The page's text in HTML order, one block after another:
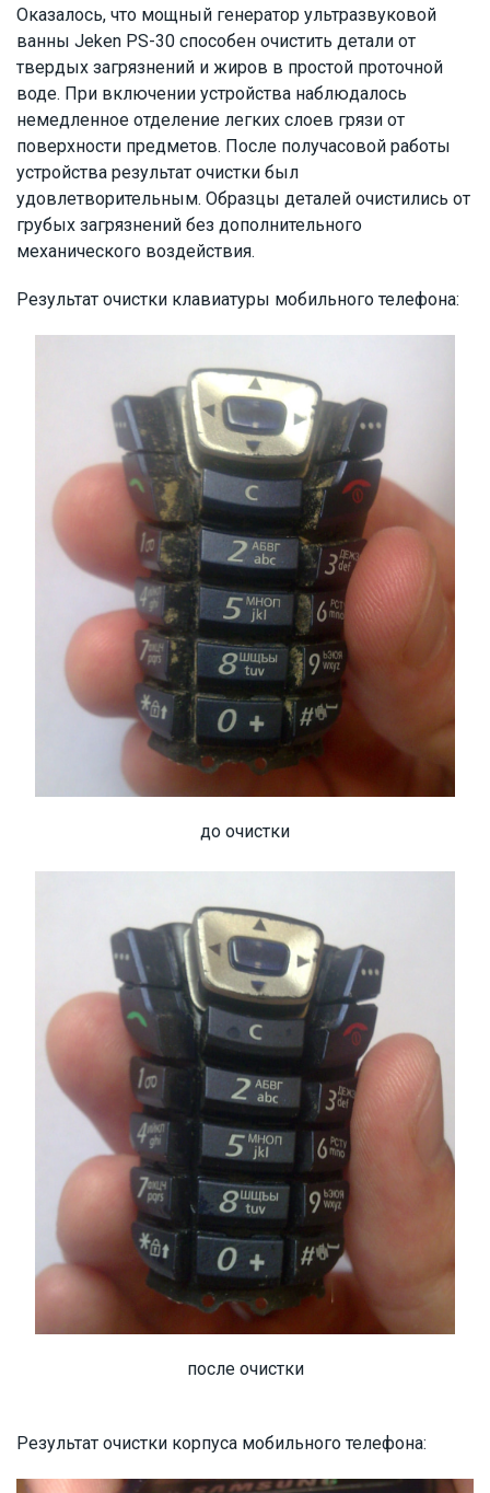
Оказалось, что мощный генератор ультразвуковой
ванны Jeken PS-30 способен очистить детали от
твердых загрязнений и жиров в простой проточной
воде. При включении устройства наблюдалось
немедленное отделение легких слоев грязи от
поверхности предметов. После получасовой работы
устройства результат очистки был
удовлетворительным. Образцы деталей очистились от
грубых загрязнений без дополнительного
механического воздействия.
Результат очистки клавиатуры мобильного телефона:
до очистки
после очистки
Результат очистки корпуса мобильного телефона: